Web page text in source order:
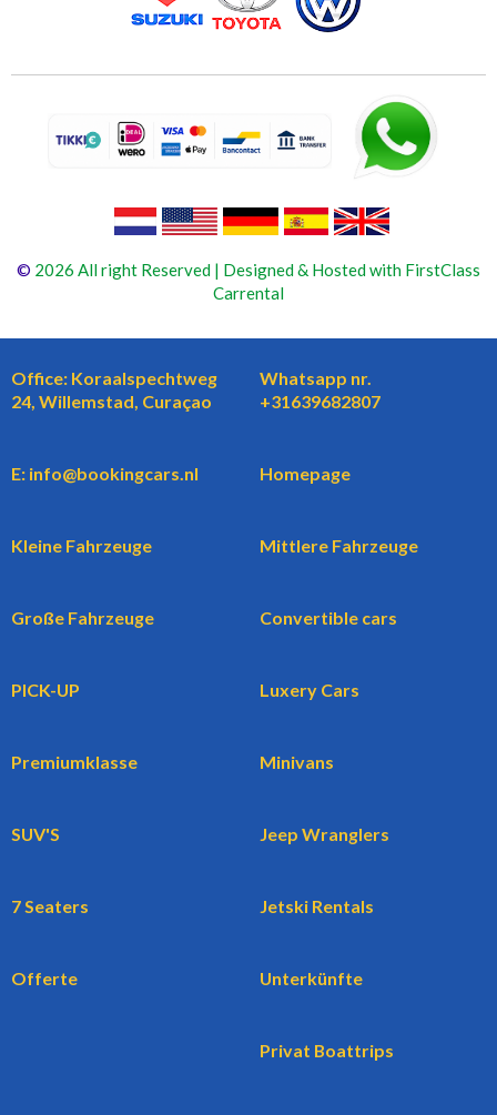
© 2026 All right Reserved | Designed & Hosted with FirstClass
Carrental
Office: Koraalspechtweg
24, Willemstad, Curaçao
Whatsapp nr.
+31639682807
E: info@bookingcars.nl Homepage
Kleine Fahrzeuge Mittlere Fahrzeuge
Große Fahrzeuge Convertible cars
PICK-UP Luxery Cars
Premiumklasse Minivans
SUV'S Jeep Wranglers
7 Seaters Jetski Rentals
Offerte Unterkünfte
Privat Boattrips